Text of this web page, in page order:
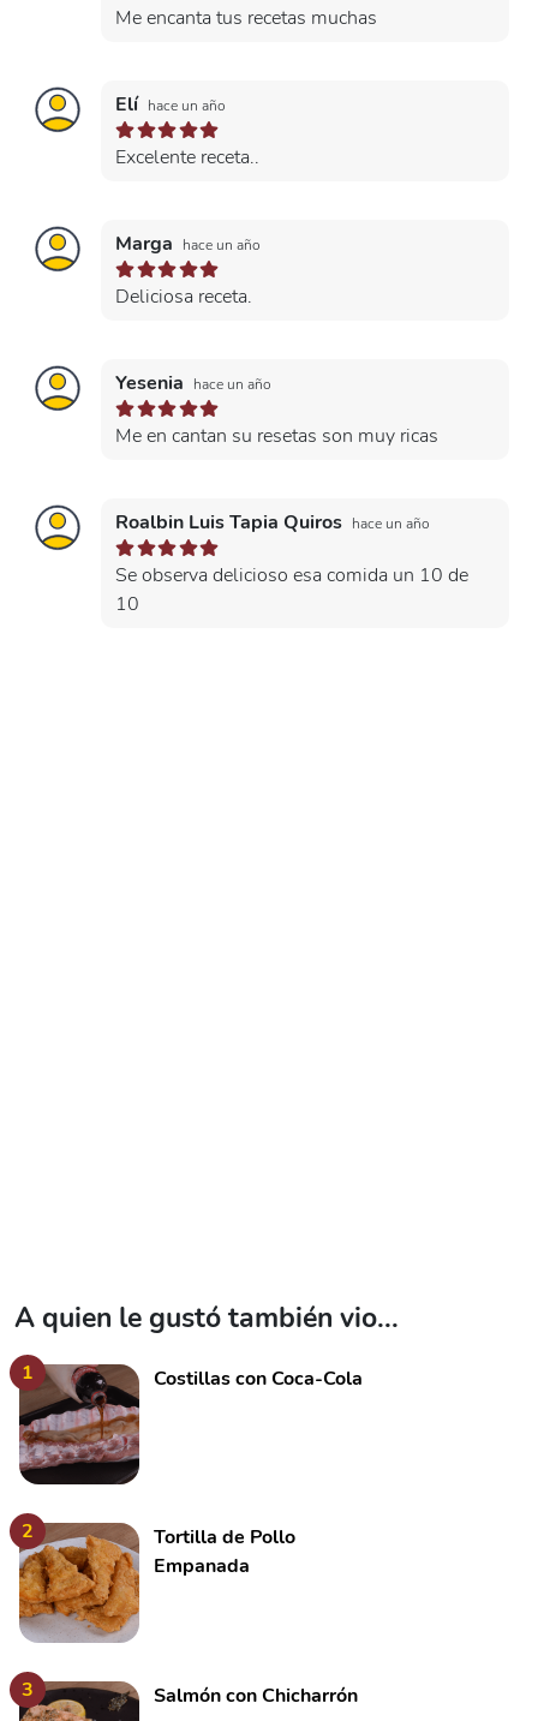
Me encanta tus recetas muchas
Elí hace un año
Excelente receta..
Marga hace un año
Deliciosa receta.
Yesenia hace un año
Me en cantan su resetas son muy ricas
Roalbin Luis Tapia Quiros hace un año
Se observa delicioso esa comida un 10 de
10
A quien le gustó también vio...
1 Costillas con Coca-Cola
2
Tortilla de Pollo
Empanada
3 Salmón con Chicharrón